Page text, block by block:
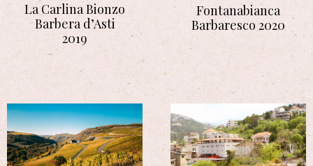
La Carlina Bionzo
Barbera d’Asti
2019
Fontanabianca
Barbaresco 2020